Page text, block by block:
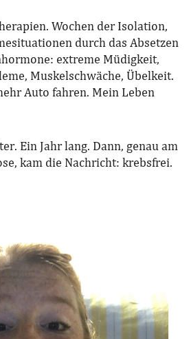
Wochen der Isolation,
durch das Absetzen
extreme Müdigkeit,
Muskelschwäche, Übelkeit.
Auto fahren. Mein Leben
Ein Jahr lang. Dann, genau am
kam die Nachricht: krebsfrei.